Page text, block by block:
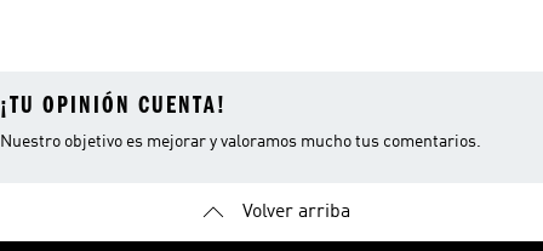
¡TU OPINIÓN CUENTA!
Nuestro objetivo es mejorar y valoramos mucho tus comentarios.
Volver arriba